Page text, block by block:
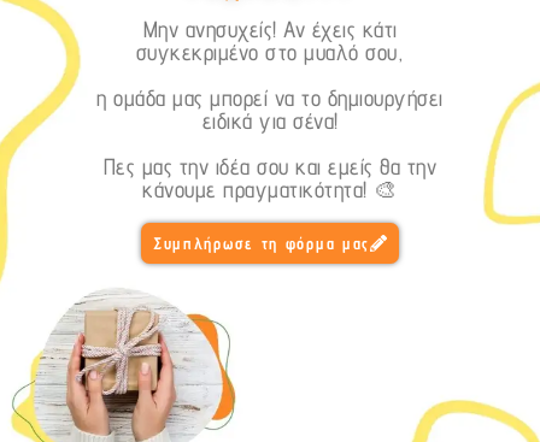
Μην ανησυχείς! Αν έχεις κάτι
συγκεκριμένο στο μυαλό σου,
η ομάδα μας μπορεί να το δημιουργήσει
ειδικά για σένα!
Πες μας την ιδέα σου και εμείς θα την
κάνουμε πραγματικότητα! 🎨
Συμπλήρωσε τη φόρμα μας